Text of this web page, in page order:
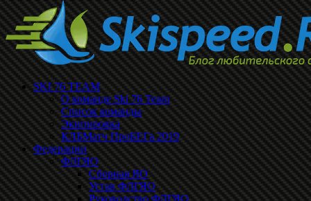
SKI 76 TEAM
О команде Ski 76 Team
Список команды
Экипировка
КЛБМатч ПроБЕГа 2019
Федерации
ФЛГЯО
Сборная ЯО
Устав ФЛГЯО
Руководство ФЛГЯО